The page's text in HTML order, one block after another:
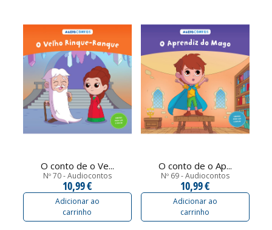
O conto de o Ve...
Nº 70 - Audiocontos
10,99 €
Adicionar ao
carrinho
O conto de o Ap...
Nº 69 - Audiocontos
10,99 €
Adicionar ao
carrinho